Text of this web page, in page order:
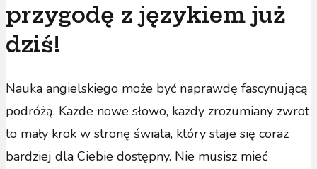
przygodę z językiem już
dziś!
Nauka angielskiego może być naprawdę fascynującą
podróżą. Każde nowe słowo, każdy zrozumiany zwrot
to mały krok w stronę świata, który staje się coraz
bardziej dla Ciebie dostępny. Nie musisz mieć